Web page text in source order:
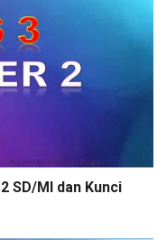
SD/MI dan Kunci